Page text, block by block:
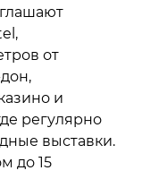
от
и
регулярно
выставки.
до 15